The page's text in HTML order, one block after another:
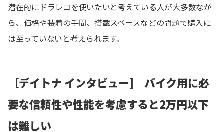
潜在的にドラレコを使いたいと考えている人が大多数なが
ら、価格や装着の手間、搭載スペースなどの問題で購入に
は至っていないと考えられます。
［デイトナ インタビュー] バイク用に必
要な信頼性や性能を考慮すると2万円以下
は難しい